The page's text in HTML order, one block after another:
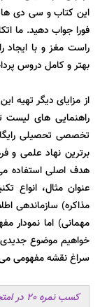
این کتاب و سی دی
فورا جواب دهید. ما
راست مغز و با ایجاد
بهتر و کامل دروس
از مزایای دیگر تهیه
راهنمایی های لیست
تخصصی تحصیلی
برترین نهاد علمی و
هدف اصلی استفاده
عنوان مثال، انواع
مذاکره) سازماندهی
مهمانی) اما نمودار
خواهیم موضوع
سراغ نقشه مفهومی
کسب